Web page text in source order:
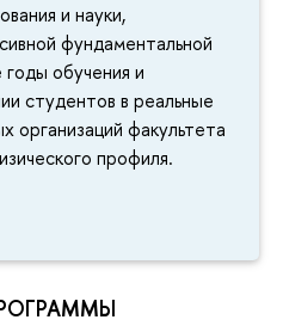
и науки,
фундаментальной
обучения и
студентов в реальные
организаций факультета
профиля.